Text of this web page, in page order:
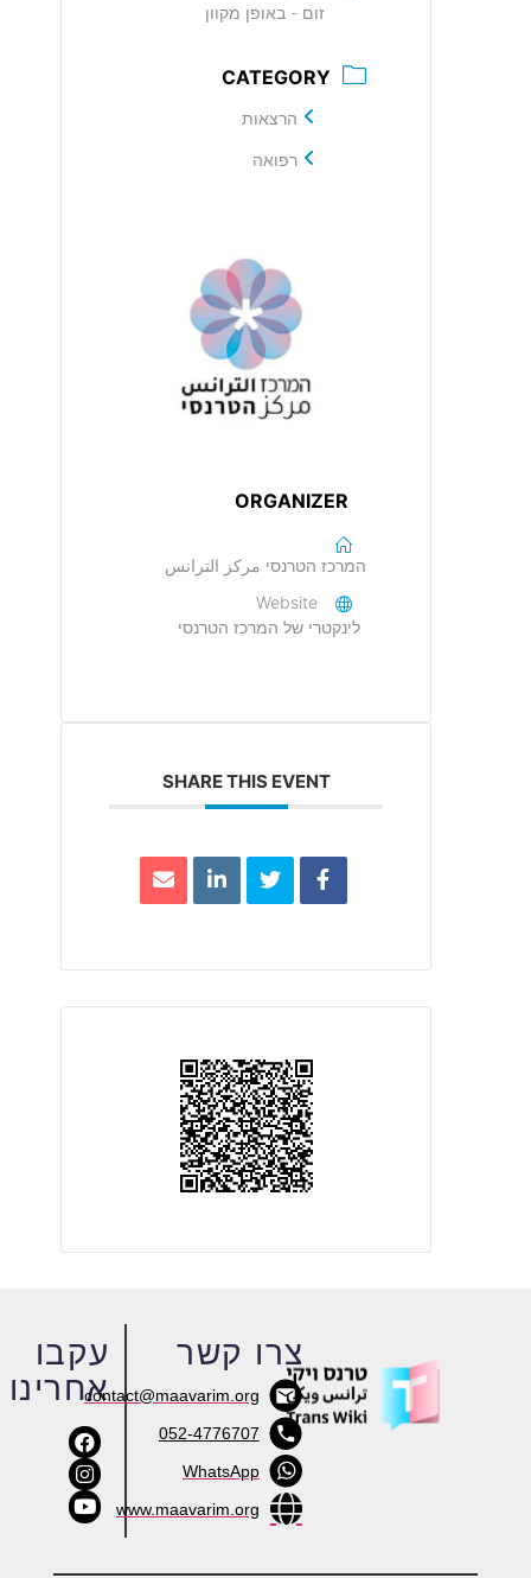
זום - באופן מקוון
CATEGORY
הרצאות
רפואה
ORGANIZER
המרכז הטרנסי مركز الترانس
Website
לינקטרי של המרכז הטרנסי
SHARE THIS EVENT
עקבו
אחרינו
צרו קשר
contact@maavarim.org
052-4776707
WhatsApp
www.maavarim.org